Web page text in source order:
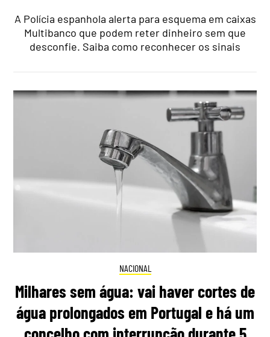
A Polícia espanhola alerta para esquema em caixas
Multibanco que podem reter dinheiro sem que
desconfie. Saiba como reconhecer os sinais
NACIONAL
Milhares sem água: vai haver cortes de
água prolongados em Portugal e há um